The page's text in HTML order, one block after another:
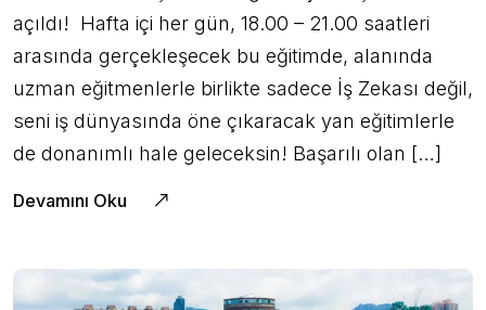
açıldı! Hafta içi her gün, 18.00 – 21.00 saatleri
arasında gerçekleşecek bu eğitimde, alanında
uzman eğitmenlerle birlikte sadece İş Zekası değil,
seni iş dünyasında öne çıkaracak yan eğitimlerle
de donanımlı hale geleceksin! Başarılı olan […]
Devamını Oku